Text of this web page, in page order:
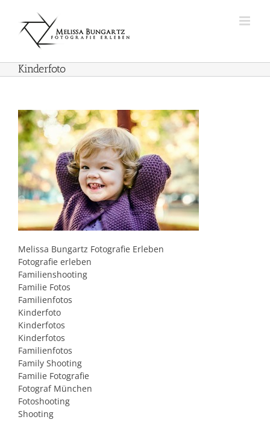
springen
Kinderfoto
Melissa Bungartz Fotografie Erleben
Fotografie erleben
Familienshooting
Familie Fotos
Familienfotos
Kinderfoto
Kinderfotos
Kinderfotos
Familienfotos
Family Shooting
Familie Fotografie
Fotograf München
Fotoshooting
Shooting